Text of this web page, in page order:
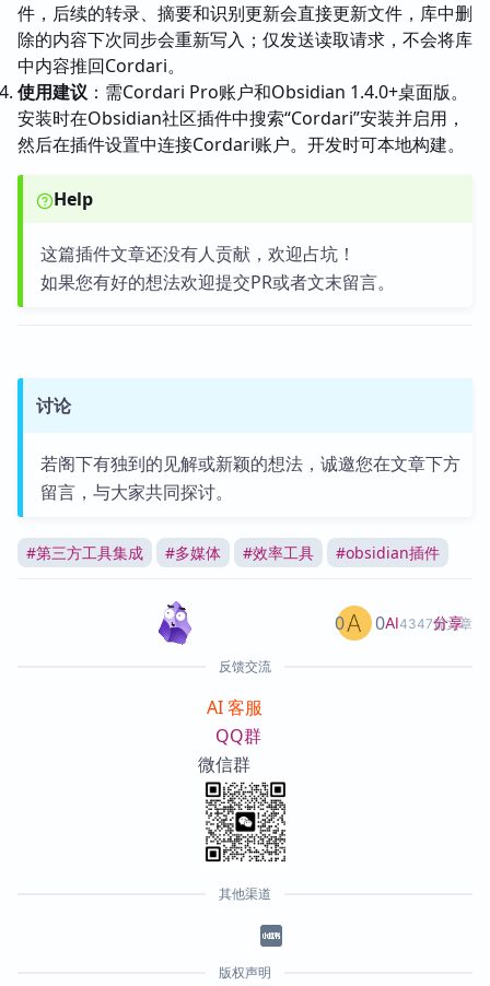
件，后续的转录、摘要和识别更新会直接更新文件，库中删
除的内容下次同步会重新写入；仅发送读取请求，不会将库
中内容推回Cordari。
使用建议 ：需Cordari Pro账户和Obsidian 1.4.0+桌面版。
安装时在Obsidian社区插件中搜索“Cordari”安装并启用，
然后在插件设置中连接Cordari账户。开发时可本地构建。
Help
这篇插件文章还没有人贡献，欢迎占坑！
如果您有好的想法欢迎提交PR或者文末留言。
讨论
若阁下有独到的见解或新颖的想法，诚邀您在文章下方
留言，与大家共同探讨。
#第三方工具集成 #多媒体 #效率工具 #obsidian插件
AI4347篇文章
0 0 分享
反馈交流
AI 客服
QQ群
微信群
其他渠道
版权声明